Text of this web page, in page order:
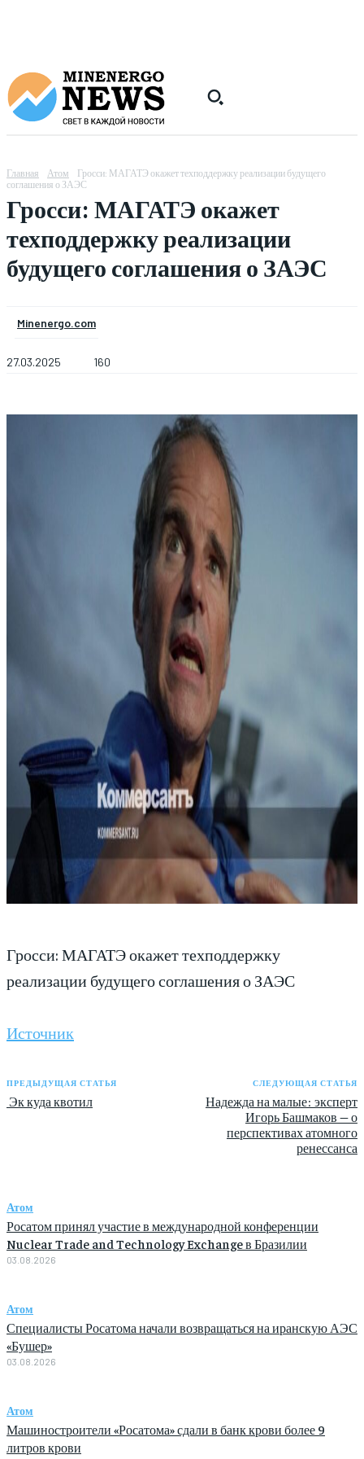
Главная Атом
Гросси: МАГАТЭ окажет техподдержку реализации будущего
соглашения о ЗАЭС
Гросси: МАГАТЭ окажет
техподдержку реализации
будущего соглашения о ЗАЭС
Minenergo.com
27.03.2025 160
Гросси: МАГАТЭ окажет техподдержку
реализации будущего соглашения о ЗАЭС
Источник
ПРЕДЫДУЩАЯ СТАТЬЯ
Эк куда квотил
СЛЕДУЮЩАЯ СТАТЬЯ
Надежда на малые: эксперт
Игорь Башмаков — о
перспективах атомного
ренессанса
Атом
Росатом принял участие в международной конференции
Nuclear Trade and Technology Exchange в Бразилии
03.08.2026
Атом
Специалисты Росатома начали возвращаться на иранскую АЭС
«Бушер»
03.08.2026
Атом
Машиностроители «Росатома» сдали в банк крови более 9
литров крови